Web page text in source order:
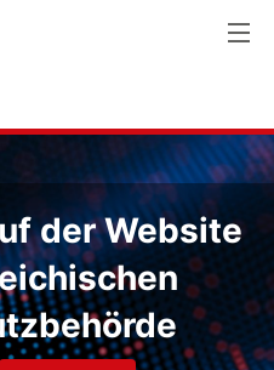
der Website